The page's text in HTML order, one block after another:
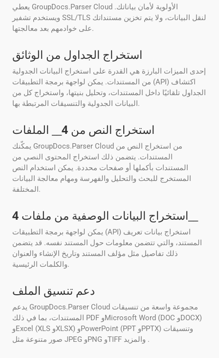
يعطي GroupDocs.Parser Cloud الأولوية لأمان بياناتك.
ويستخدم تشفير SSL/TLS لنقل البيانات، ولا يتم تخزين مستنداتك
على خوادمهم بعد معالجتها.
استخراج الجداول من الوثائق
إحدى الميزات البارزة هي القدرة على استخراج البيانات الجدولية
من المستندات. يمكن لواجهة برمجة التطبيقات (API) اكتشاف
الجداول تلقائيًا داخل المستندات، وتحليل بنيتها، واستخراج كل من
البيانات الجدولية والتنسيقات المرتبطة بها.
استخراج النص من 4 __ الملفات
يمكّنك GroupDocs.Parser Cloud من استخراج النص من
المستندات. يتضمن ذلك استخراج المحتوى النصي من
المستندات بأكملها أو صفحات محددة. يمكن استخدام النص
المستخرج للبحث والتحليل والفهرسة ومهام معالجة البيانات
المختلفة.
استخراج البيانات الوصفية من ملفات 4
يمكن لواجهة برمجة التطبيقات (API) استخراج بيانات تعريف
المستند، والتي تتضمن معلومات حول المستند نفسه. قد يتضمن
ذلك تفاصيل مثل مؤلف المستند وتاريخ الإنشاء والعنوان
والكلمات الرئيسية.
دعم تنسيق الملف
يدعم GroupDocs.Parser Cloud مجموعة واسعة من تنسيقات
المستندات، بما في ذلك PDF وMicrosoft Word (DOC وDOCX)
وExcel (XLS وXLSX) وPowerPoint (PPT وPPTX) وتنسيقات
صور متنوعة مثل JPEG وPNG وTIFF والمزيد .